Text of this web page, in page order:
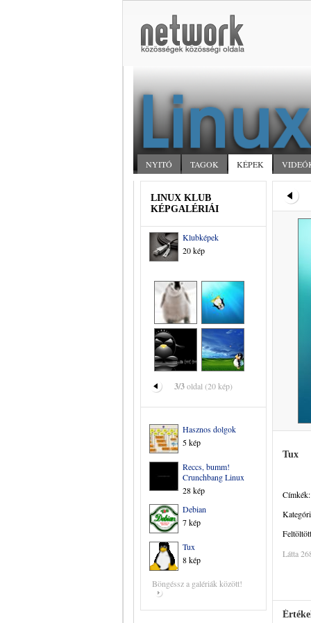
NYITÓ TAGOK KÉPEK
LINUX KLUB
KÉPGALÉRIÁI
Klubképek
20 kép
3/3oldal (20 kép)
Hasznos dolgok
5 kép
Reccs, bumm!
Crunchbang Linux
28 kép
Debian
7 kép
Tux
8 kép
Böngéssz a galériák között!
Tux
Címkék:
Látta